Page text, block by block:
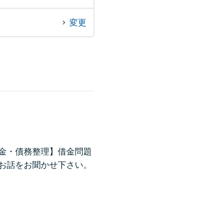
変更
・債務整理】借金問題
をお聞かせ下さい。